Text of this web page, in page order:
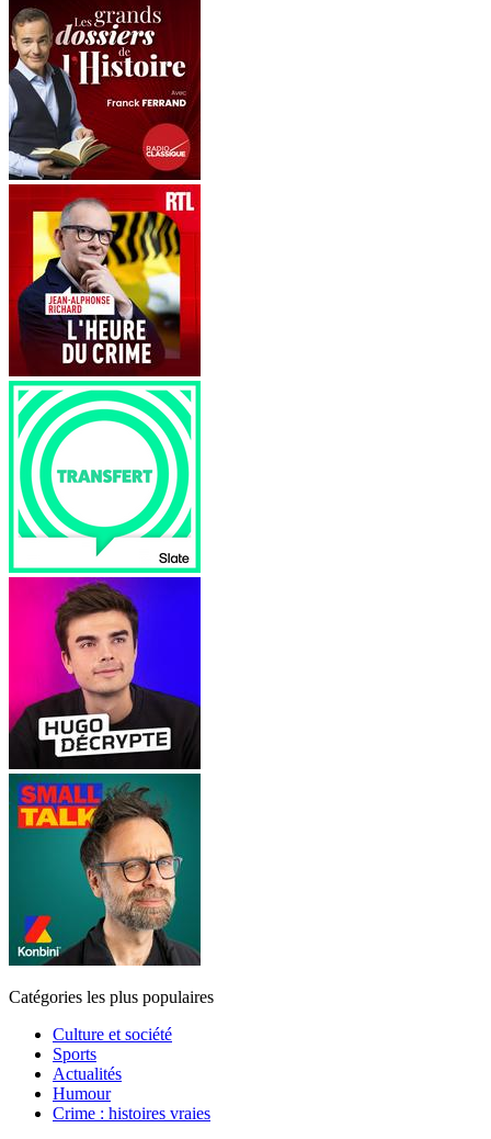
Catégories les plus populaires
Culture et société
Sports
Actualités
Humour
Crime : histoires vraies